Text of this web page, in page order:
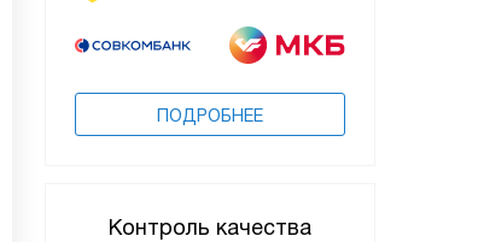
ПОДРОБНЕЕ
Контроль качества